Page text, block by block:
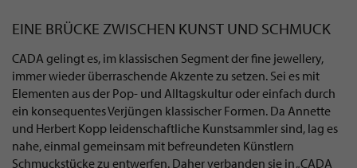
EINE BRÜCKE ZWISCHEN KUNST UND SCHMUCK
CADA gelingt es, im klassischen Segment der fine jewellery,
immer wieder überraschende Akzente zu setzen. Sei es mit
Elementen aus der Pop- und Alltagskultur oder einfach durch
ein konsequentes Verjüngen klassischer Formen. Da Annette
und Herbert Kopp leidenschaftliche Kunstsammler sind, lag es
nahe, einmal gemeinsam mit befreundeten Künstlern
Schmuckstücke zu entwerfen. Daher verbanden sie in „CADA